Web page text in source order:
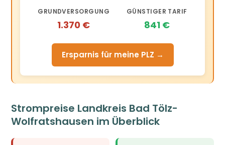
GRUNDVERSORGUNG
1.370 €
GÜNSTIGER TARIF
841 €
Ersparnis für meine PLZ →
Strompreise Landkreis Bad Tölz-
Wolfratshausen im Überblick